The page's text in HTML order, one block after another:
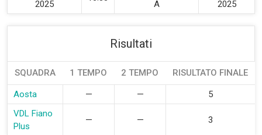
2025
A
2025
Risultati
SQUADRA 1 TEMPO 2 TEMPO RISULTATO FINALE
Aosta — —
5
VDL Fiano
Plus
— — 3